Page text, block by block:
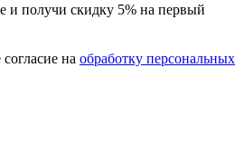
и получи скидку 5% на первый
Авторизируясь, вы даете согласие на обработку персональных